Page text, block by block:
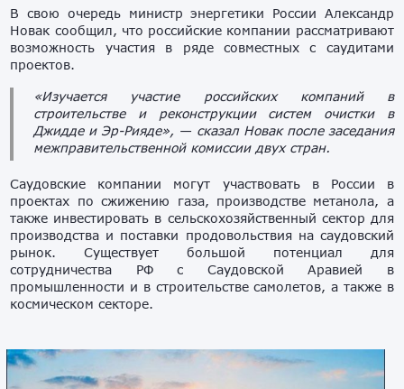
В свою очередь министр энергетики России Александр
Новак сообщил, что российские компании рассматривают
возможность участия в ряде совместных с саудитами
проектов.
«Изучается участие российских компаний в
строительстве и реконструкции систем очистки в
Джидде и Эр-Рияде», — сказал Новак после заседания
межправительственной комиссии двух стран.
Саудовские компании могут участвовать в России в
проектах по сжижению газа, производстве метанола, а
также инвестировать в сельскохозяйственный сектор для
производства и поставки продовольствия на саудовский
рынок. Существует большой потенциал для
сотрудничества РФ с Саудовской Аравией в
промышленности и в строительстве самолетов, а также в
космическом секторе.